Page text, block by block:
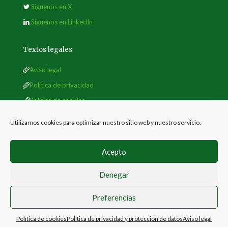
Utilizamos cookies para optimizar nuestro sitio web y nuestro servicio.
Acepto
Denegar
Preferencias
Política de cookiesPolítica de privacidad y protección de datosAviso legal
Síguenos en X
Síguenos en LinkedIn
Textos legales
Aviso legal
Política de privacidad
Política de cookies
© 2019 Sociedad Española de Malherbología